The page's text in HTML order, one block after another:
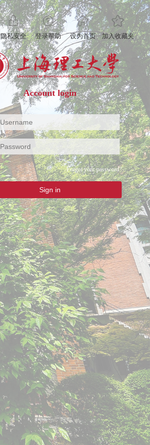
隐私安全 登录帮助 设为首页 加入收藏夹
Account login
Forgot your password?
Sign in